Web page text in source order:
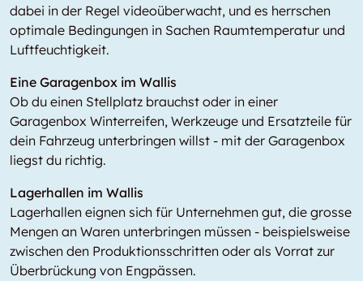
dabei in der Regel videoüberwacht, und es herrschen
optimale Bedingungen in Sachen Raumtemperatur und
Luftfeuchtigkeit.
Eine Garagenbox im Wallis
Ob du einen Stellplatz brauchst oder in einer
Garagenbox Winterreifen, Werkzeuge und Ersatzteile für
dein Fahrzeug unterbringen willst - mit der Garagenbox
liegst du richtig.
Lagerhallen im Wallis
Lagerhallen eignen sich für Unternehmen gut, die grosse
Mengen an Waren unterbringen müssen - beispielsweise
zwischen den Produktionsschritten oder als Vorrat zur
Überbrückung von Engpässen.